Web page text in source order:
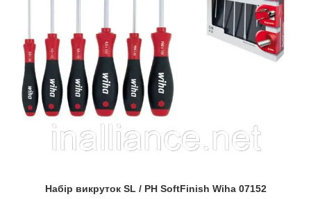
Набір викруток SL / PH SoftFinish Wiha 07152